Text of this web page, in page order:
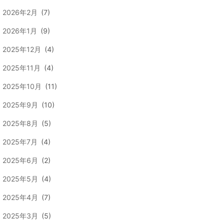
2026年2月 (7)
2026年1月 (9)
2025年12月 (4)
2025年11月 (4)
2025年10月 (11)
2025年9月 (10)
2025年8月 (5)
2025年7月 (4)
2025年6月 (2)
2025年5月 (4)
2025年4月 (7)
2025年3月 (5)